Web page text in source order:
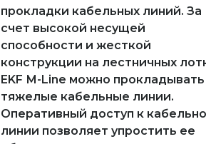
прокладки кабельных линий. За
счет высокой несущей
способности и жесткой
конструкции на лестничных
EKF М-Line можно прокладывать
тяжелые кабельные линии.
Оперативный доступ к
линии позволяет упростить ее